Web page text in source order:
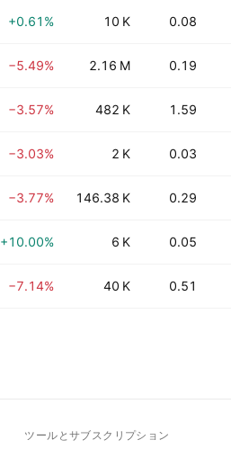
+0.61% 10 K 0.08
−5.49% 2.16 M 0.19
−3.57% 482 K 1.59
−3.03% 2 K 0.03
−3.77% 146.38 K 0.29
+10.00% 6 K 0.05
−7.14% 40 K 0.51
ツールとサブスクリプション